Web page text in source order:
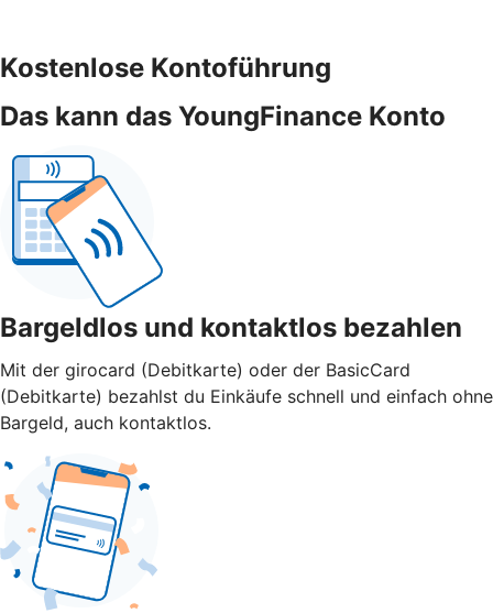
Kostenlose Kontoführung
Das kann das YoungFinance Konto
Bargeldlos und kontaktlos bezahlen
Mit der girocard (Debitkarte) oder der BasicCard
(Debitkarte) bezahlst du Einkäufe schnell und einfach ohne
Bargeld, auch kontaktlos.